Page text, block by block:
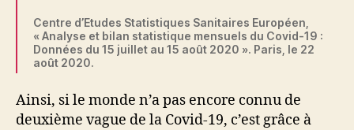
Centre d’Etudes Statistiques Sanitaires Européen,
« Analyse et bilan statistique mensuels du Covid-19 :
Données du 15 juillet au 15 août 2020 ». Paris, le 22
août 2020.
Ainsi, si le monde n’a pas encore connu de
deuxième vague de la Covid-19, c’est grâce à